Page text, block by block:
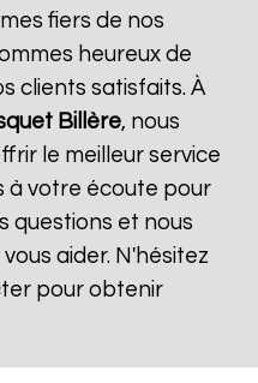
fiers de nos
heureux de
clients satisfaits. À
Billère, nous
le meilleur service
à votre écoute pour
questions et nous
aider. N'hésitez
pour obtenir